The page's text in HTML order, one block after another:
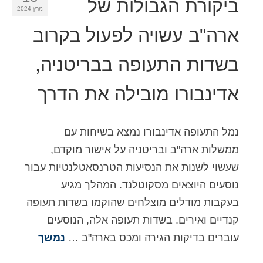
מרץ 2024
ביקורת הגבולות של
ארה"ב עשויה לפעול בקרוב
בשדות התעופה בבריטניה,
אדינבורו מובילה את הדרך
נמל התעופה אדינבורו נמצא בשיחות עם
ממשלות ארה"ב ובריטניה על אישור מוקדם,
שעשוי לשנות את הנסיעות הטרנסאטלנטיות עבור
נוסעים היוצאים מסקוטלנד. המהלך מגיע
בעקבות מודלים מוצלחים שהוקמו בשדות תעופה
קנדיים ואירים. בשדות תעופה אלה, הנוסעים
עוברים בדיקות הגירה ומכס בארה"ב … נמשך